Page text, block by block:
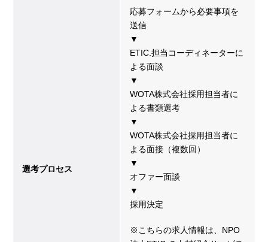
選考プロセス
応募フォームから必要事項を
送信
▼
ETIC.担当コーディネーターに
よる面談
▼
WOTA株式会社採用担当者に
よる書類選考
▼
WOTA株式会社採用担当者に
よる面接（複数回）
▼
オファー面談
▼
採用決定
※こちらの求人情報は、NPO